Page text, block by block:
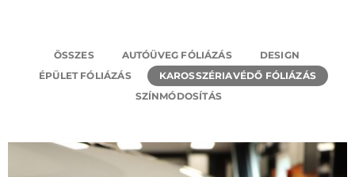
ÖSSZES AUTÓÜVEG FÓLIÁZÁS
DESIGN
ÉPÜLET FÓLIÁZÁS
KAROSSZÉRIAVÉDŐ FÓLIÁZÁS
SZÍNMÓDOSÍTÁS